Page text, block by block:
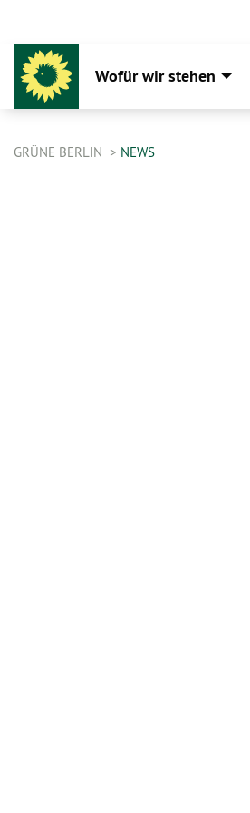
Wofür wir stehen
GRÜNE BERLIN NEWS